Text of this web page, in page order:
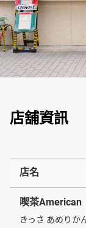
店舖資訊
店名
喫茶American
きっさ あめりか